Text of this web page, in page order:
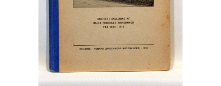
Håndarbejde
Historie
Hobby